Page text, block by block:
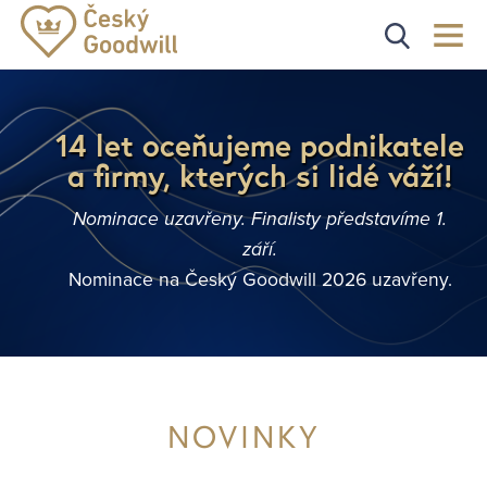
14 let oceňujeme podnikatele
a firmy, kterých si lidé váží!
Nominace uzavřeny. Finalisty představíme 1.
září.
Nominace na Český Goodwill 2026 uzavřeny.
NOVINKY